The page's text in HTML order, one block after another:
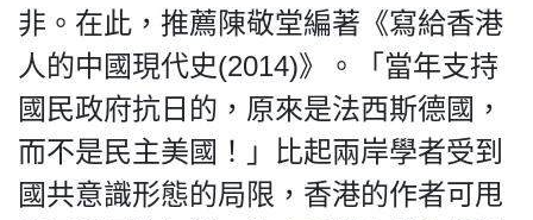
非。在此，推薦陳敬堂編著《寫給香港
人的中國現代史(2014)》。「當年支持
國民政府抗日的，原來是法西斯德國，
而不是民主美國！」比起兩岸學者受到
國共意識形態的局限，香港的作者可甩